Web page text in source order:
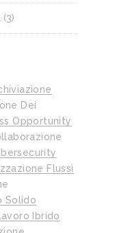
(3)
Dei
Opportunity
Flussi
Solido
Ibrido